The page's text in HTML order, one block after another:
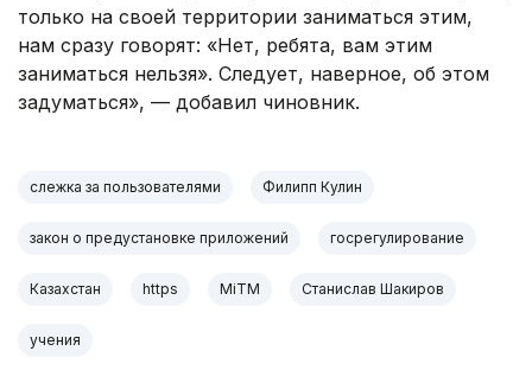
только на своей территории заниматься этим,
нам сразу говорят: «Нет, ребята, вам этим
заниматься нельзя». Следует, наверное, об этом
задуматься», — добавил чиновник.
слежка за пользователями Филипп Кулин
закон о предустановке приложений госрегулирование
Казахстан https MiTM Станислав Шакиров
учения